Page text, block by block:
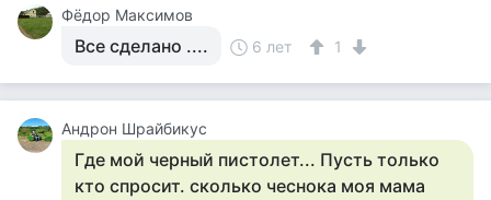
Фёдор Максимов
Все сделано .... 6 лет 1
Андрон Шрайбикус
Где мой черный пистолет... Пусть только
кто спросит. сколько чеснока моя мама